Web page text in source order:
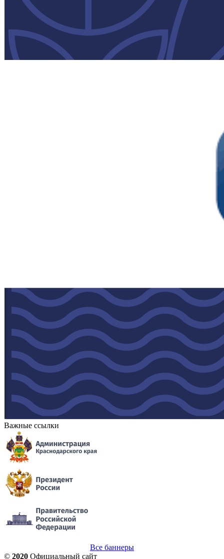
Важные ссылки
Все баннеры
© 2020 Официальный сайт